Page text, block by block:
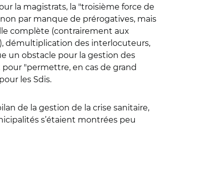
la magistrats, la "troisième force de
par manque de prérogatives, mais
complète (contrairement aux
démultiplication des interlocuteurs,
un obstacle pour la gestion des
"permettre, en cas de grand
les Sdis.
de la gestion de la crise sanitaire,
s’étaient montrées peu